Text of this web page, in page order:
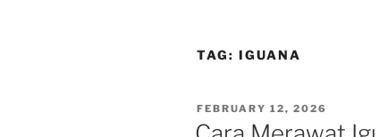
TAG: IGUANA
POSTED
ON
FEBRUARY 12, 2026